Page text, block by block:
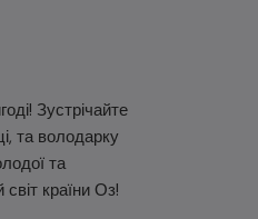
Зустрічайте
та володарку
та
країни Оз!